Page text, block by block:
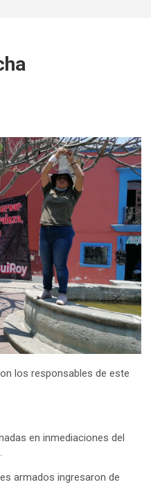
los responsables de este
en inmediaciones del
armados ingresaron de